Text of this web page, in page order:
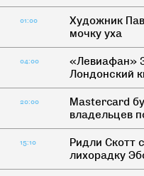
01:00
Художник
мочку уха
04:00
«Левиафан»
Лондонский
20:00
Mastercard
владельцев
15:10
Ридли Скотт
лихорадку